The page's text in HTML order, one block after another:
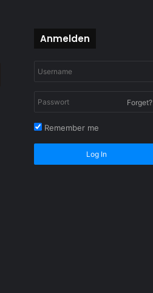
Anmelden
Forget?
Remember me
Log In